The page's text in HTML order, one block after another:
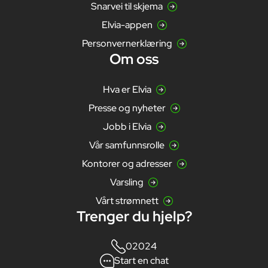
Snarvei til skjema
Elvia-appen
Personvernerklæring
Om oss
Hva er Elvia
Presse og nyheter
Jobb i Elvia
Vår samfunnsrolle
Kontorer og adresser
Varsling
Vårt strømnett
Trenger du hjelp?
02024
Start en chat